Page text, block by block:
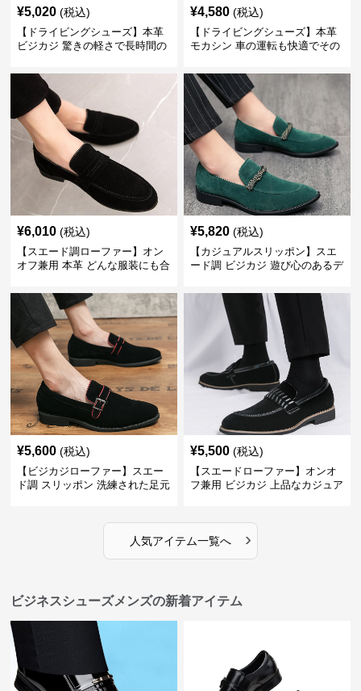
¥5,020 (税込)
【ドライビングシューズ】本革
ビジカジ 驚きの軽さで長時間の
¥4,580 (税込)
【ドライビングシューズ】本革
モカシン 車の運転も快適でその
¥6,010 (税込)
【スエード調ローファー】オン
オフ兼用 本革 どんな服装にも合
供
¥5,820 (税込)
【カジュアルスリッポン】スエ
ード調 ビジカジ 遊び心のあるデ
表現
¥5,600 (税込)
【ビジカジローファー】スエー
ド調 スリッポン 洗練された足元
¥5,500 (税込)
【スエードローファー】オンオ
フ兼用 ビジカジ 上品なカジュア
人気アイテム一覧へ ›
ビジネスシューズメンズの新着アイテム